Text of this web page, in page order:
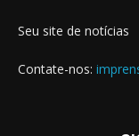
Seu site de notícias
Contate-nos: